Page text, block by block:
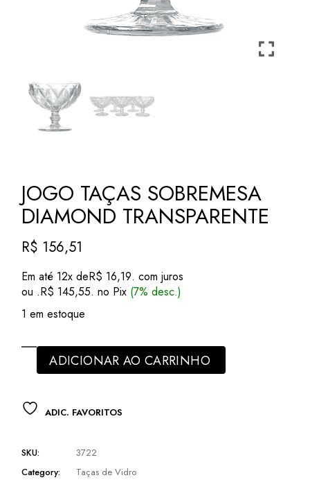
JOGO TAÇAS SOBREMESA
DIAMOND TRANSPARENTE
R$ 156,51
Em até 12x deR$ 16,19. com juros
ou .R$ 145,55. no Pix (7% desc.)
1 em estoque
ADICIONAR AO CARRINHO
ADIC. FAVORITOS
SKU:
3722
Category:
Taças de Vidro